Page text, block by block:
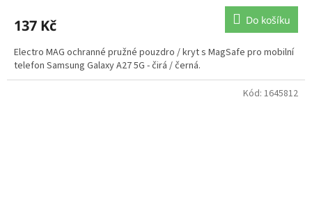
137 Kč Do košíku
Electro MAG ochranné pružné pouzdro / kryt s MagSafe pro mobilní
telefon Samsung Galaxy A27 5G - čirá / černá.
Kód: 1645812